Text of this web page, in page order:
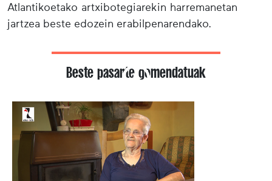
Atlantikoetako artxibotegiarekin harremanetan
jartzea beste edozein erabilpenarendako.
Beste pasarte gomendatuak